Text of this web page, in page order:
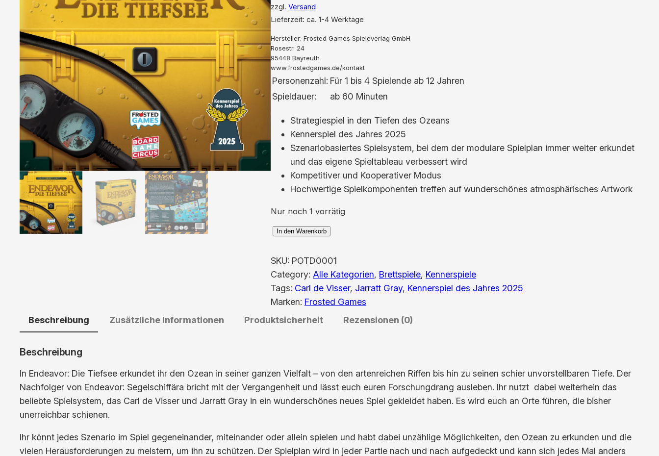
zzgl. Versand
Lieferzeit: ca. 1-4 Werktage
Hersteller: Frosted Games Spieleverlag GmbH
Rosestr. 24
95448 Bayreuth
www.frostedgames.de/kontakt
Personenzahl: Für 1 bis 4 Spielende ab 12 Jahren
Spieldauer:
ab 60 Minuten
Strategiespiel in den Tiefen des Ozeans
Kennerspiel des Jahres 2025
Szenariobasiertes Spielsystem, bei dem der modulare Spielplan immer weiter erkundet
und das eigene Spieltableau verbessert wird
Kompetitiver und Kooperativer Modus
Hochwertige Spielkomponenten treffen auf wunderschönes atmosphärisches Artwork
Nur noch 1 vorrätig
d
e
a
v
o
i
e
T
f
s
In den Warenkorb
SKU: POTD0001
Category: Alle Kategorien, Brettspiele, Kennerspiele
Tags: Carl de Visser, Jarratt Gray, Kennerspiel des Jahres 2025
Marken: Frosted Games
Beschreibung
Zusätzliche Informationen Produktsicherheit Rezensionen (0)
Beschreibung
In Endeavor: Die Tiefsee erkundet ihr den Ozean in seiner ganzen Vielfalt – von den artenreichen Riffen bis hin zu seinen schier unvorstellbaren Tiefe. Der
Nachfolger von Endeavor: Segelschiffära bricht mit der Vergangenheit und lässt euch euren Forschungdrang ausleben. Ihr nutzt dabei weiterhein das
beliebte Spielsystem, das Carl de Visser und Jarratt Gray in ein wunderschönes neues Spiel gekleidet haben. Es wird euch an Orte führen, die bisher
unerreichbar schienen.
Ihr könnt jedes Szenario im Spiel gegeneinander, miteinander oder allein spielen und habt dabei unzählige Möglichkeiten, den Ozean zu erkunden und die
vielen Herausforderungen zu meistern, um ihn zu schützen. Der Spielplan wird in jeder Partie nach und nach aufgedeckt und kann sich jedes Mal anders